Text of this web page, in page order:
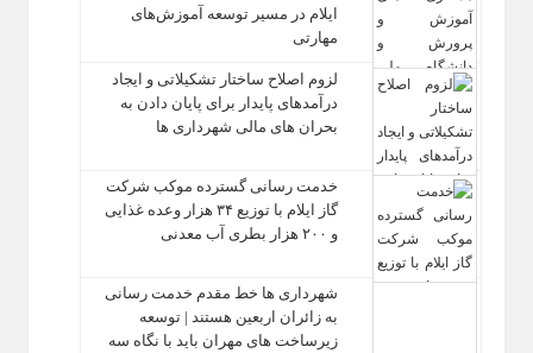
ایلام در مسیر توسعه آموزش‌های
مهارتی
لزوم اصلاح ساختار تشکیلاتی و ایجاد
درآمدهای پایدار برای پایان دادن به
بحران‌ های مالی شهرداری‌ ها
خدمت رسانی گسترده موکب شرکت
گاز ایلام با توزیع ۳۴ هزار وعده غذایی
و ۲۰۰ هزار بطری آب معدنی
شهرداری‌ ها خط مقدم خدمت ‌رسانی
به زائران اربعین هستند | توسعه
زیرساخت ‌های مهران باید با نگاه سه‌